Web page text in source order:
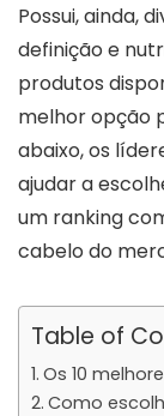
Possui, ainda,
definição e
produtos
melhor opção
abaixo, os
ajudar a
um ranking
cabelo do
Table of
Os 10
Como